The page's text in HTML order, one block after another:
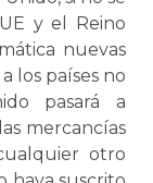
y el Reino
nuevas
los países no
pasará a
mercancías
otro